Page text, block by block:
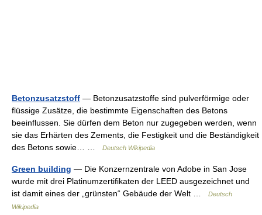
Betonzusatzstoff — Betonzusatzstoffe sind pulverförmige oder
flüssige Zusätze, die bestimmte Eigenschaften des Betons
beeinflussen. Sie dürfen dem Beton nur zugegeben werden, wenn
sie das Erhärten des Zements, die Festigkeit und die Beständigkeit
des Betons sowie… …
Deutsch Wikipedia
Green building — Die Konzernzentrale von Adobe in San Jose
wurde mit drei Platinumzertifikaten der LEED ausgezeichnet und
ist damit eines der „grünsten“ Gebäude der Welt …
Deutsch
Wikipedia